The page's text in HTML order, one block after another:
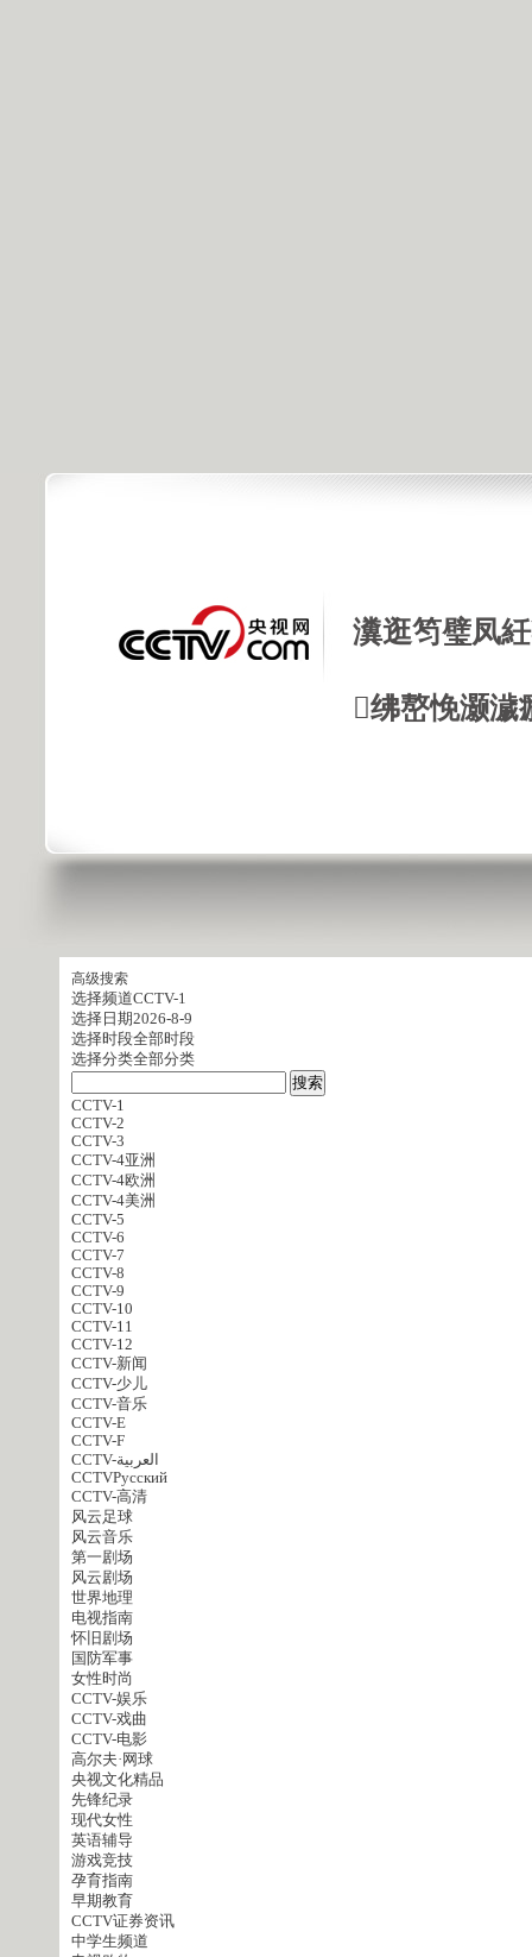
瀵逛笉璧凤
绋嶅悗灏
高级搜索
选择频道CCTV-1
选择日期2026-8-9
选择时段全部时段
选择分类全部分类
CCTV-1
CCTV-2
CCTV-3
CCTV-4亚洲
CCTV-4欧洲
CCTV-4美洲
CCTV-5
CCTV-6
CCTV-7
CCTV-8
CCTV-9
CCTV-10
CCTV-11
CCTV-12
CCTV-新闻
CCTV-少儿
CCTV-音乐
CCTV-E
CCTV-F
CCTV-العربية
CCTVPусский
CCTV-高清
风云足球
风云音乐
第一剧场
风云剧场
世界地理
电视指南
怀旧剧场
国防军事
女性时尚
CCTV-娱乐
CCTV-戏曲
CCTV-电影
高尔夫·网球
央视文化精品
先锋纪录
现代女性
英语辅导
游戏竞技
孕育指南
早期教育
CCTV证券资讯
中学生频道